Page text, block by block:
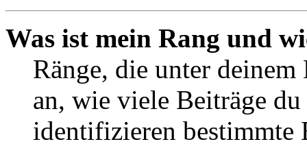
Was ist mein Rang und
Ränge, die unter deinem
an, wie viele Beiträge
identifizieren bestimmte